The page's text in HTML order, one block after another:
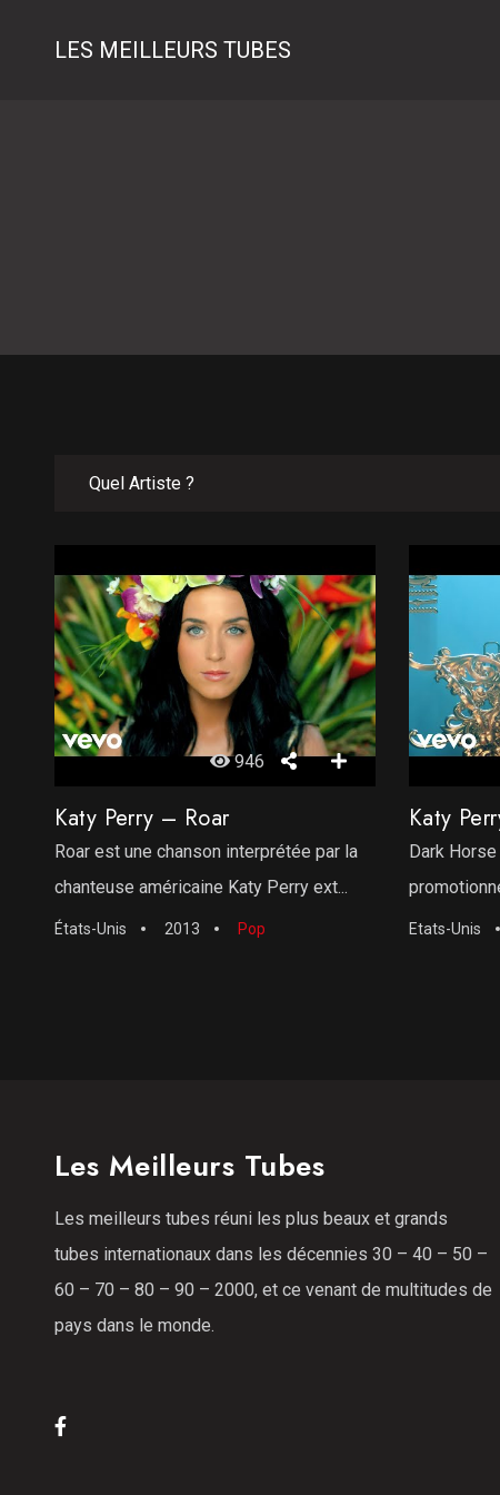
LES MEILLEURS TUBES
946
Katy Perry – Roar
Roar est une chanson interprétée par la
chanteuse américaine Katy Perry ext...
États-Unis 2013 Pop
Katy
Dark
Etats-Unis
Les Meilleurs Tubes
Les meilleurs tubes réuni les plus beaux et grands
tubes internationaux dans les décennies 30 – 40 – 50 –
60 – 70 – 80 – 90 – 2000, et ce venant de multitudes de
pays dans le monde.